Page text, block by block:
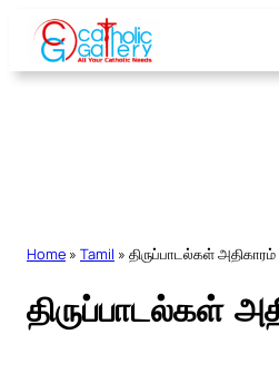
Skip
content
Home » Tamil » திருப்பாடல்கள் அதிகாரம்
திருப்பாடல்கள்